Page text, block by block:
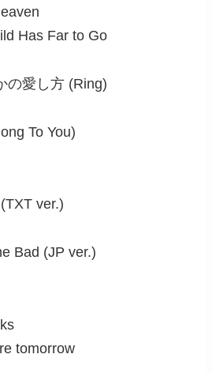
Has Far to Go
の愛し方 (Ring)
To You)
ver.)
Bad (JP ver.)
tomorrow